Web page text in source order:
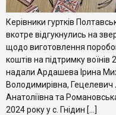
Керівники гуртків
вкотре відгукнулись на
щодо виготовлення
коштів на підтримку
надали Ардашева Ірина
Володимирівна, Гецелевич
Анатоліївна та
2024 року у с. Гнідин […]